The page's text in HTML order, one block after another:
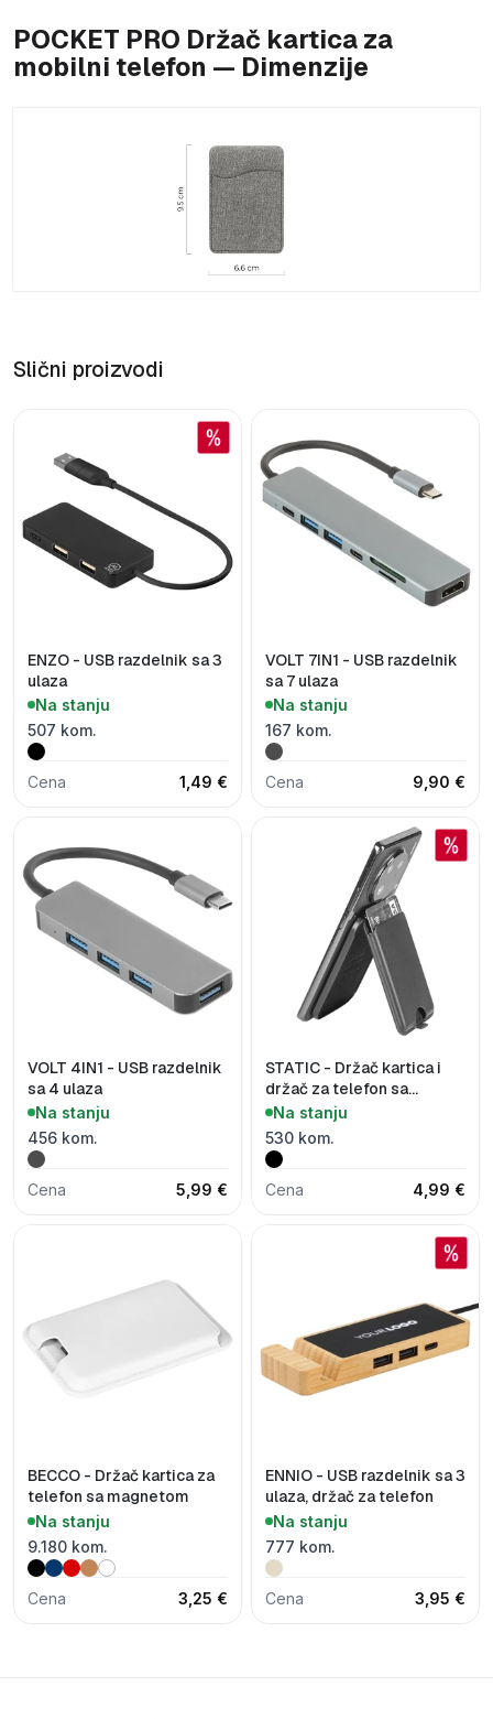
POCKET PRO Držač kartica za
mobilni telefon — Dimenzije
Slični proizvodi
ENZO - USB razdelnik sa 3
ulaza
Na stanju
507 kom.
Cena 1,49 €
VOLT 7IN1 - USB razdelnik
sa 7 ulaza
Na stanju
167 kom.
Cena 9,90 €
VOLT 4IN1 - USB razdelnik
sa 4 ulaza
Na stanju
456 kom.
Cena 5,99 €
STATIC - Držač kartica i
držač za telefon sa
magnetom
Na stanju
530 kom.
Cena 4,99 €
BECCO - Držač kartica za
telefon sa magnetom
Na stanju
9.180 kom.
Cena 3,25 €
ENNIO - USB razdelnik sa 3
ulaza, držač za telefon
Na stanju
777 kom.
Cena 3,95 €